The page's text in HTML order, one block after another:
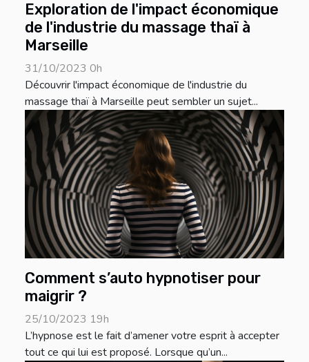
Exploration de l'impact économique
de l'industrie du massage thaï à
Marseille
31/10/2023 0h
Découvrir l'impact économique de l'industrie du
massage thaï à Marseille peut sembler un sujet...
Comment s’auto hypnotiser pour
maigrir ?
25/10/2023 19h
L’hypnose est le fait d’amener votre esprit à accepter
tout ce qui lui est proposé. Lorsque qu’un...